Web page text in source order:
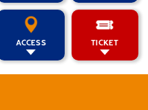
ACCESS TICKET